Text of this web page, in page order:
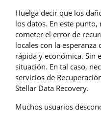
Huelga decir que los
los datos. En este
cometer el error de
locales con la
rápida y económica. Sin
situación. En tal caso,
servicios de
Stellar Data Recovery.
Muchos usuarios